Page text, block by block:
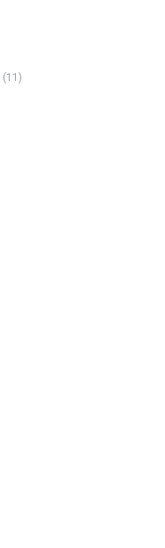
(11)